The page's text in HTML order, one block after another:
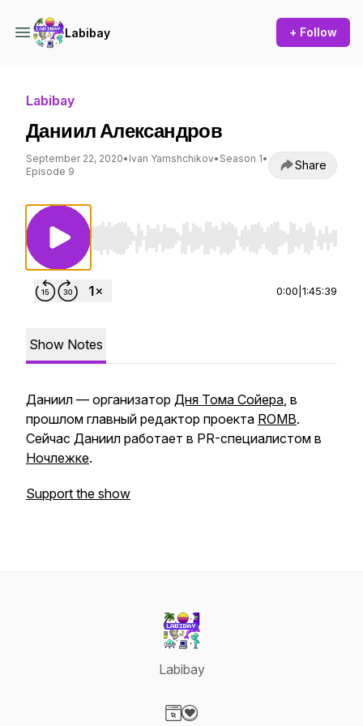
Labibay + Follow
Labibay
Даниил Александров
September 22, 2020• Ivan Yamshchikov• Season 1•
Episode 9
Share
Use Left/Right to seek, Home/End to jump to
0:00 1:45:39
Show Notes
Даниил — организатор Дня Тома Сойера, в
прошлом главный редактор проекта ROMB.
Сейчас Даниил работает в PR-специалистом в
Ночлежке.
Support the show
Labibay